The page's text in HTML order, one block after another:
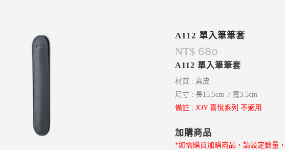
A112 單入筆筆套
NT$ 680
A112 單入筆筆套
材質 : 真皮
尺寸 : 長15.5cm / 寬3.5cm
備註 : JOY 喜悅系列 不適用
加購商品
*如需購買加購商品，請設定數量